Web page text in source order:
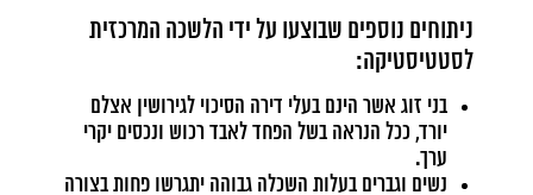
ניתוחים נוספים שבוצעו על ידי הלשכה המרכזית
לסטטיסטיקה:
בני זוג אשר הינם בעלי דירה הסיכוי לגירושין אצלם
יורד, ככל הנראה בשל הפחד לאבד רכוש ונכסים יקרי
ערך.
נשים וגברים בעלות השכלה גבוהה יתגרשו פחות בצורה